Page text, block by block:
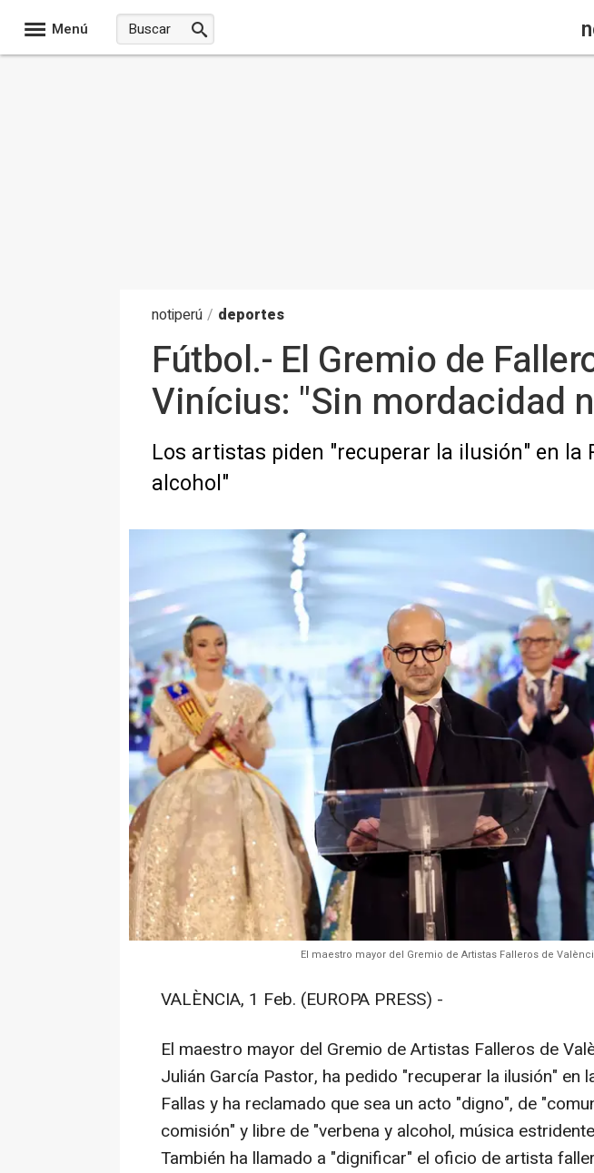
Menú
notiperú / deportes
Fútbol.- El Gremio de
Vinícius: "Sin mordacidad
Los artistas piden "recuperar la ilusión" en la
alcohol"
El maestro mayor del Gremio de Artistas Falleros de
VALÈNCIA, 1 Feb. (EUROPA PRESS) -
El maestro mayor del Gremio de Artistas Falleros de
Julián García Pastor, ha pedido "recuperar la ilusión" en
Fallas y ha reclamado que sea un acto "digno", de
comisión" y libre de "verbena y alcohol, música
También ha llamado a "dignificar" el oficio de artista